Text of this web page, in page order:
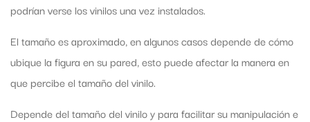
podrían verse los vinilos una vez instalados.
El tamaño es aproximado, en algunos casos depende de cómo
ubique la figura en su pared, esto puede afectar la manera en
que percibe el tamaño del vinilo.
Depende del tamaño del vinilo y para facilitar su manipulación e